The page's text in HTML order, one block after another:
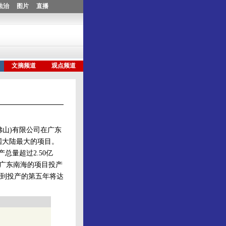
)有限公司在广东
陆最大的项目。
总量超过2.50亿
东南海的项目投产
投产的第五年将达